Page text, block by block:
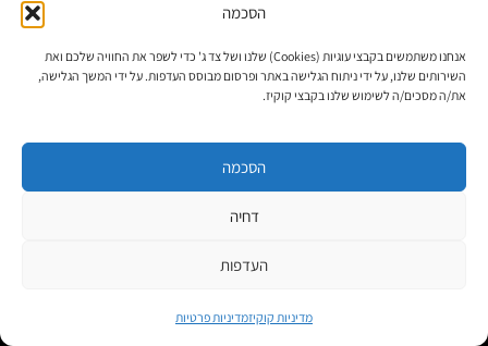
הסכמה
אנחנו משתמשים בקבצי עוגיות (Cookies) שלנו ושל צד ג' כדי לשפר את החוויה שלכם ואת
השירותים שלנו, על ידי ניתוח הגלישה באתר ופרסום מבוסס העדפות. על ידי המשך הגלישה,
את/ה מסכים/ה לשימוש שלנו בקבצי קוקיז.
הסכמה
דחיה
העדפות
מדיניות קוקיזמדיניות פרטיות
טכנולוגיה שיווקית לעסקים